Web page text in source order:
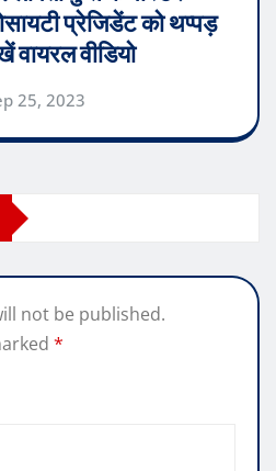
प्रेजिडेंट को थप्पड़
वायरल वीडियो
25, 2023
not be published.
*